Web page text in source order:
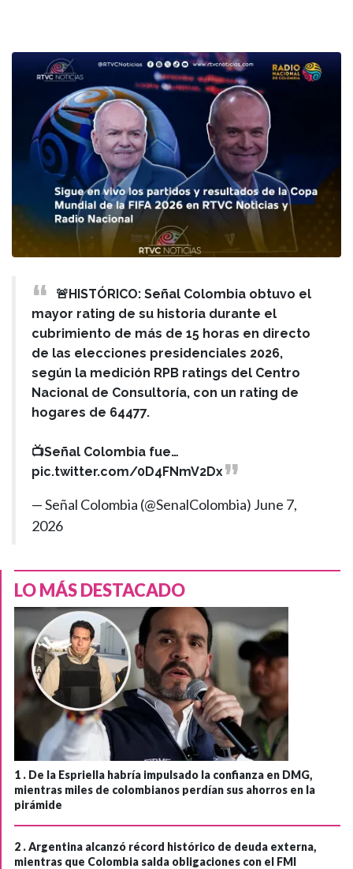
🚨HISTÓRICO: Señal Colombia obtuvo el
mayor rating de su historia durante el
cubrimiento de más de 15 horas en directo
de las elecciones presidenciales 2026,
según la medición RPB ratings del Centro
Nacional de Consultoría, con un rating de
hogares de 64477.
📺Señal Colombia fue…
pic.twitter.com/0D4FNmV2Dx
— Señal Colombia (@SenalColombia) June 7,
2026
LO MÁS DESTACADO
1 . De la Espriella habría impulsado la confianza en DMG,
mientras miles de colombianos perdían sus ahorros en la
pirámide
2 .Argentina alcanzó récord histórico de deuda externa,
mientras que Colombia salda obligaciones con el FMI